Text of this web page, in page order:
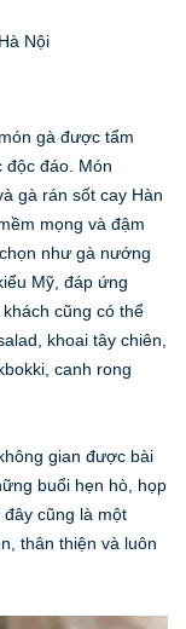
Nội
gà được tẩm
độc đáo. Món
gà rán sốt cay Hàn
mọng và đậm
như gà nướng
Mỹ, đáp ứng
cũng có thể
khoai tây chiên,
canh rong
gian được bài
buổi hẹn hò, họp
cũng là một
thân thiện và luôn